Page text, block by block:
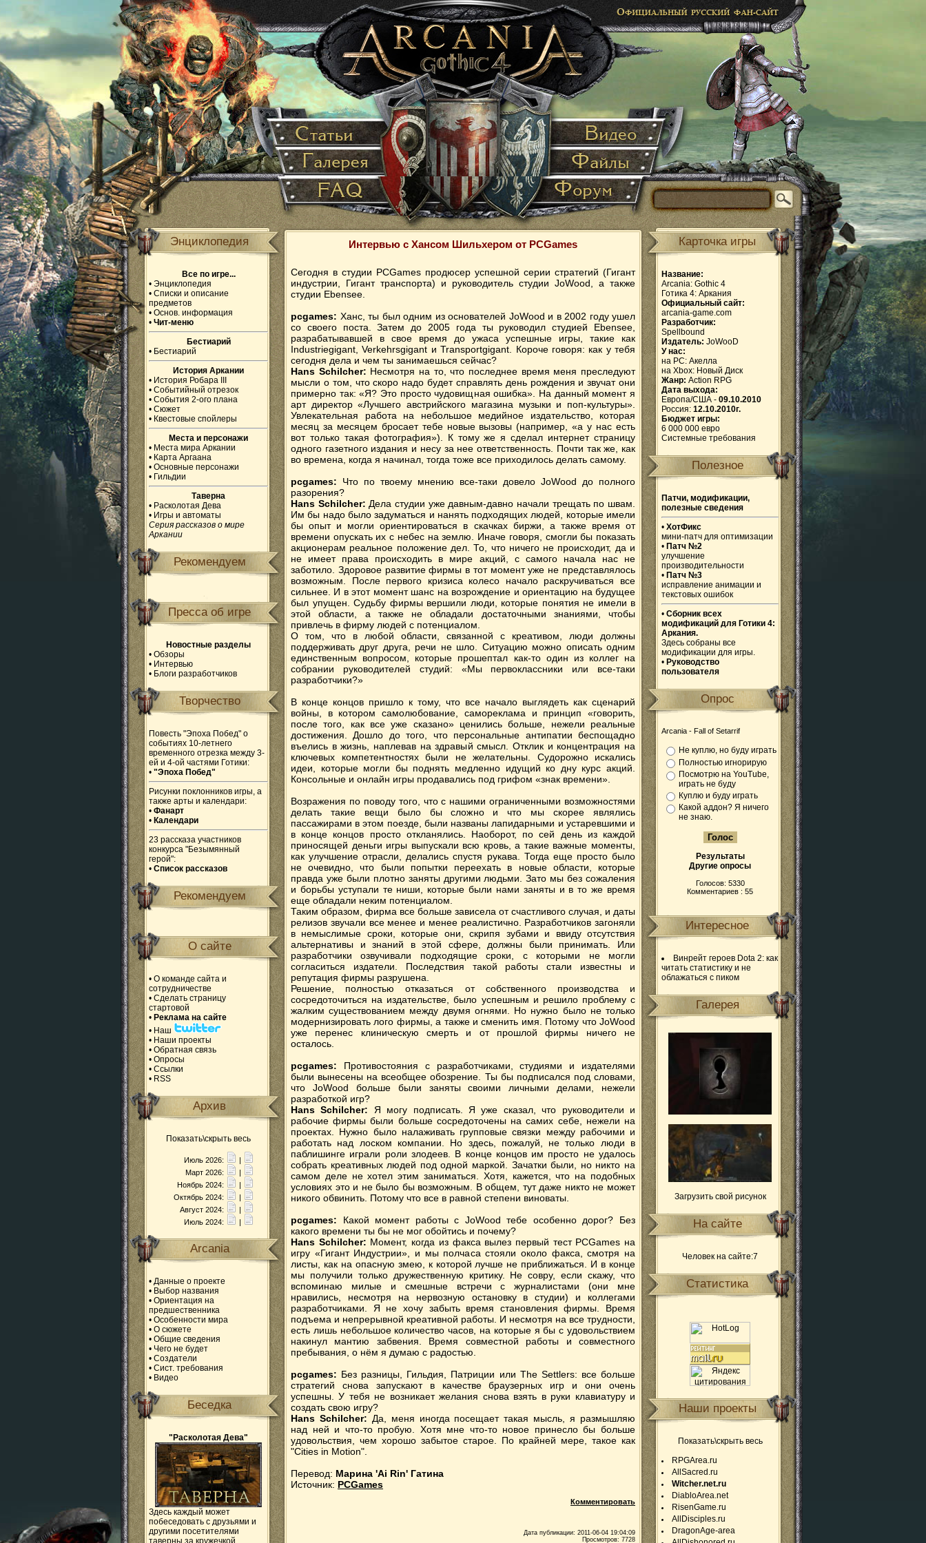
Энциклопедия
Все по игре...
• Энциклопедия
• Списки и описание
предметов
• Основ. информация
• Чит-меню
Бестиарий
• Бестиарий
История Аркании
• История Робара III
• Событийный отрезок
• События 2-ого плана
• Сюжет
• Квестовые спойлеры
Места и персонажи
• Места мира Аркании
• Карта Аргаана
• Основные персонажи
• Гильдии
Таверна
• Расколотая Дева
• Игры и автоматы
Серия рассказов о мире
Аркании
Рекомендуем
Пресса об игре
Новостные разделы
• Обзоры
• Интервью
• Блоги разработчиков
Творчество
Повесть "Эпоха Побед" о
событиях 10-летнего
временного отрезка между 3-
ей и 4-ой частями Готики:
• "Эпоха Побед"
Рисунки поклонников игры, а
также арты и календари:
• Фанарт
• Календари
23 рассказа участников
конкурса "Безымянный
герой":
• Список рассказов
Рекомендуем
О сайте
• О команде сайта и
сотрудничестве
• Сделать страницу
стартовой
• Реклама на сайте
• Наш
• Наши проекты
• Обратная связь
• Опросы
• Ссылки
• RSS
Архив
Показать\скрыть весь
Июль 2026:
|
Март 2026:
|
Ноябрь 2024:
|
Октябрь 2024:
|
Август 2024:
|
Июль 2024:
|
Arcania
• Данные о проекте
• Выбор названия
• Ориентация на
предшественника
• Особенности мира
• О сюжете
• Общие сведения
• Чего не будет
• Создатели
• Сист. требования
• Видео
Беседка
"Расколотая Дева"
Здесь каждый может
побеседовать с друзьями и
другими посетителями
таверны за кружечкой
Интервью с Хансом Шильхером от PCGames
Сегодня в студии PCGames продюсер успешной серии стратегий (Гигант
индустрии, Гигант транспорта) и руководитель студии JoWood, а также
студии Ebensee.
pcgames: Ханс, ты был одним из основателей JoWood и в 2002 году ушел
со своего поста. Затем до 2005 года ты руководил студией Ebensee,
разрабатывавшей в свое время до ужаса успешные игры, такие как
Industriegigant, Verkehrsgigant и Transportgigant. Короче говоря: как у тебя
сегодня дела и чем ты занимаешься сейчас?
Hans Schilcher: Несмотря на то, что последнее время меня преследуют
мысли о том, что скоро надо будет справлять день рождения и звучат они
примерно так: «Я? Это просто чудовищная ошибка». На данный момент я
арт директор «Лучшего австрийского магазина музыки и поп-культуры».
Увлекательная работа на небольшое медийное издательство, которая
месяц за месяцем бросает тебе новые вызовы (например, «а у нас есть
вот только такая фотография»). К тому же я сделал интернет страницу
одного газетного издания и неcу за нее ответственность. Почти так же, как
во времена, когда я начинал, тогда тоже все приходилось делать самому.
pcgames: Что по твоему мнению все-таки довело JoWood до полного
разорения?
Hans Schilcher: Дела студии уже давным-давно начали трещать по швам.
Им бы надо было задуматься и нанять подходящих людей, которые имели
бы опыт и могли ориентироваться в скачках биржи, а также время от
времени опускать их с небес на землю. Иначе говоря, смогли бы показать
акционерам реальное положение дел. То, что ничего не происходит, да и
не имеет права происходить в мире акций, с самого начала нас не
заботило. Здоровое развитие фирмы в тот момент уже не представлялось
возможным. После первого кризиса колесо начало раскручиваться все
сильнее. И в этот момент шанс на возрождение и ориентацию на будущее
был упущен. Судьбу фирмы вершили люди, которые понятия не имели в
этой области, а также не обладали достаточными знаниями, чтобы
привлечь в фирму людей с потенциалом.
О том, что в любой области, связанной с креативом, люди должны
поддерживать друг друга, речи не шло. Ситуацию можно описать одним
единственным вопросом, которые прошептал как-то один из коллег на
собрании руководителей студий: «Мы первоклассники или все-таки
разработчики?»
В конце концов пришло к тому, что все начало выглядеть как сценарий
войны, в котором самолюбование, самореклама и принцип «говорить,
после того, как все уже сказано» ценились больше, нежели реальные
достижения. Дошло до того, что персональные антипатии беспощадно
въелись в жизнь, наплевав на здравый смысл. Отклик и концентрация на
ключевых компетентностях были не желательны. Судорожно искались
идеи, которые могли бы поднять медленно идущий ко дну курс акций.
Консольные и онлайн игры продавались под грифом «знак времени».
Возражения по поводу того, что с нашими ограниченными возможностями
делать такие вещи было бы сложно и что мы скорее являлись
пассажирами в этом поезде, были названы лапидарными и устаревшими и
в конце концов просто откланялись. Наоборот, по сей день из каждой
приносящей деньги игры выпускали всю кровь, а такие важные моменты,
как улучшение отрасли, делались спустя рукава. Тогда еще просто было
не очевидно, что были попытки переехать в новые области, которые
правда уже были плотно заняты другими людьми. Зато мы без сожаления
и борьбы уступали те ниши, которые были нами заняты и в то же время
еще обладали неким потенциалом.
Таким образом, фирма все больше зависела от счастливого случая, и даты
релизов звучали все менее и менее реалистично. Разработчиков загоняли
в немыслимые сроки, которые они, скрипя зубами и ввиду отсутствия
альтернативы и знаний в этой сфере, должны были принимать. Или
разработчики озвучивали подходящие сроки, с которыми не могли
согласиться издатели. Последствия такой работы стали известны и
репутация фирмы разрушена.
Решение, полностью отказаться от собственного производства и
сосредоточиться на издательстве, было успешным и решило проблему с
жалким существованием между двумя огнями. Но нужно было не только
модернизировать лого фирмы, а также и сменить имя. Потому что JoWood
уже перенес клиническую смерть и от прошлой фирмы ничего не
осталось.
pcgames: Противостояния с разработчиками, студиями и издателями
были вынесены на всеобщее обозрение. Ты бы подписался под словами,
что JoWood больше были заняты своими личными делами, нежели
разработкой игр?
Hans Schilcher: Я могу подписать. Я уже сказал, что руководители и
рабочие фирмы были больше сосредоточены на самих себе, нежели на
проектах. Нужно было налаживать групповые связки между рабочими и
работать над лоском компании. Но здесь, пожалуй, не только люди в
паблишинге играли роли злодеев. В конце концов им просто не удалось
собрать креативных людей под одной маркой. Зачатки были, но никто на
самом деле не хотел этим заниматься. Хотя, кажется, что на подобных
условиях это и не было бы возможным. В общем, тут даже никто не может
никого обвинить. Потому что все в равной степени виноваты.
pcgames: Какой момент работы с JoWood тебе особенно дорог? Без
какого времени ты бы не мог обойтись и почему?
Hans Schilcher: Момент, когда из факса вылез первый тест PCGames на
игру «Гигант Индустрии», и мы полчаса стояли около факса, смотря на
листы, как на опасную змею, к которой лучше не приближаться. И в конце
мы получили только дружественную критику. Не совру, если скажу, что
вспоминаю милые и смешные встречи с журналистами (они мне
нравились, несмотря на нервозную остановку в студии) и коллегами
разработчиками. Я не хочу забыть время становления фирмы. Время
подъема и непрерывной креативной работы. И несмотря на все трудности,
есть лишь небольшое количество часов, на которые я бы с удовольствием
накинул мантию забвения. Время совместной работы и совместного
пребывания, о нём я думаю с радостью.
pcgames: Без разницы, Гильдия, Патриции или The Settlers: все больше
стратегий снова запускают в качестве браузерных игр и они очень
успешны. У тебя не возникает желания снова взять в руки клавиатуру и
создать свою игру?
Hans Schilcher: Да, меня иногда посещает такая мысль, я размышляю
над ней и что-то пробую. Хотя мне что-то новое принесло бы больше
удовольствия, чем хорошо забытое старое. По крайней мере, такое как
"Cities in Motion".
Перевод: Марина 'Ai Rin' Гатина
Источник: PCGames
Комментировать
Дата публикации: 2011-06-04 19:04:09
Просмотров: 7728
Карточка игры
Название:
Arcania: Gothic 4
Готика 4: Аркания
Официальный сайт:
arcania-game.com
Разработчик:
Spellbound
Издатель: JoWooD
У нас:
на PC: Акелла
на Xbox: Новый Диск
Жанр: Action RPG
Дата выхода:
Европа/США - 09.10.2010
Россия: 12.10.2010г.
Бюджет игры:
6 000 000 евро
Системные требования
Полезное
Патчи, модификации,
полезные сведения
• ХотФикс
мини-патч для оптимизации
• Патч №2
улучшение
производительности
• Патч №3
исправление анимации и
текстовых ошибок
• Сборник всех
модификаций для Готики 4:
Аркания.
Здесь собраны все
модификации для игры.
• Руководство
пользователя
Опрос
Arcania - Fall of Setarrif
Не куплю, но буду играть
Полностью игнорирую
Посмотрю на YouTube,
играть не буду
Куплю и буду играть
Какой аддон? Я ничего
не знаю.
Результаты
Другие опросы
Голосов: 5330
Комментариев : 55
Интересное
Винрейт героев Dota 2: как
читать статистику и не
облажаться с пиком
Галерея
Загрузить свой рисунок
На сайте
Человек на сайте:7
Статистика
Наши проекты
Показать\скрыть весь
RPGArea.ru
AllSacred.ru
Witcher.net.ru
DiabloArea.net
RisenGame.ru
AllDisciples.ru
DragonAge-area